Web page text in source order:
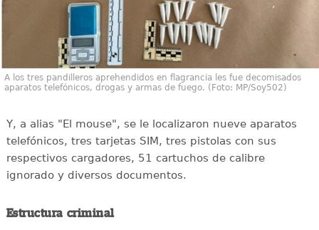
A los tres pandilleros aprehendidos en flagrancia les fue decomisados
aparatos telefónicos, drogas y armas de fuego. (Foto: MP/Soy502)
Y, a alias "El mouse", se le localizaron nueve aparatos
telefónicos, tres tarjetas SIM, tres pistolas con sus
respectivos cargadores, 51 cartuchos de calibre
ignorado y diversos documentos.
Estructura criminal